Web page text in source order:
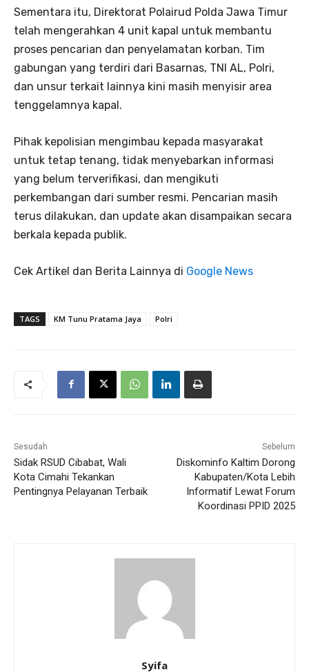
Sementara itu, Direktorat Polairud Polda Jawa Timur
telah mengerahkan 4 unit kapal untuk membantu
proses pencarian dan penyelamatan korban. Tim
gabungan yang terdiri dari Basarnas, TNI AL, Polri,
dan unsur terkait lainnya kini masih menyisir area
tenggelamnya kapal.
Pihak kepolisian mengimbau kepada masyarakat
untuk tetap tenang, tidak menyebarkan informasi
yang belum terverifikasi, dan mengikuti
perkembangan dari sumber resmi. Pencarian masih
terus dilakukan, dan update akan disampaikan secara
berkala kepada publik.
Cek Artikel dan Berita Lainnya di Google News
TAGS KM Tunu Pratama Jaya Polri
Sesudah
Sidak RSUD Cibabat, Wali
Kota Cimahi Tekankan
Pentingnya Pelayanan Terbaik
Sebelum
Diskominfo Kaltim Dorong
Kabupaten/Kota Lebih
Informatif Lewat Forum
Koordinasi PPID 2025
Syifa